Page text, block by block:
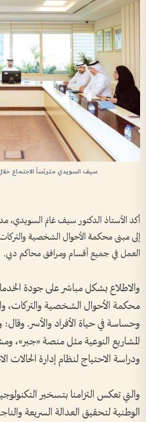
سيف السويدي مترئساً الاجتماع
أكد الأستاذ الدكتور سيف غانم السويدي،
إلى مبنى محكمة الأحوال الشخصية
العمل في جميع أقسام ومرافق محاكم دبي.
والاطلاع بشكل مباشر على جودة
محكمة الأحوال الشخصية والتركات،
وحساسة في حياة الأفراد والأسر.
المشاريع النوعية مثل منصة «جبر»،
ودراسة الاحتياج لنظام إدارة الحالات
والتي تعكس التزامنا بتسخير
الوطنية لتحقيق العدالة السريعة